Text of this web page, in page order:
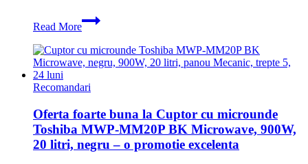
Read More
Oferta
la
cu
microunde
Samsung
850
W,
22l,
Negru
Recomandari
Oferta foarte buna la Cuptor cu microunde
Toshiba MWP-MM20P BK Microwave, 900W,
20 litri, negru – o promotie excelenta